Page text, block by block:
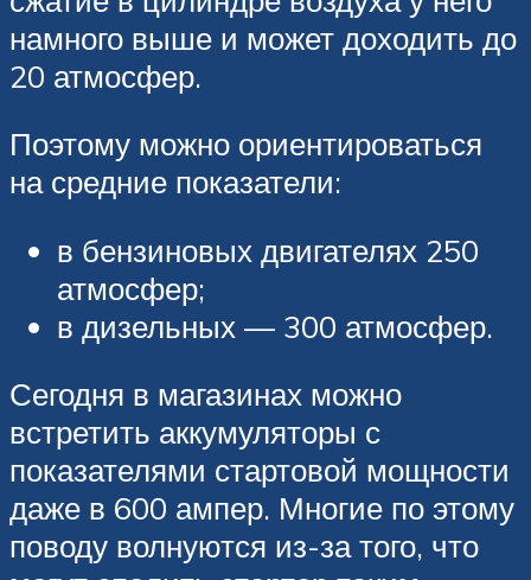
намного выше и может доходить до
20 атмосфер.
Поэтому можно ориентироваться
на средние показатели:
в бензиновых двигателях 250
атмосфер;
в дизельных — 300 атмосфер.
Сегодня в магазинах можно
встретить аккумуляторы с
показателями стартовой мощности
даже в 600 ампер. Многие по этому
поводу волнуются из-за того, что